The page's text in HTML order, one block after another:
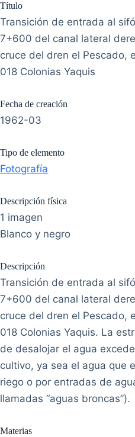
Título
Transición de entrada al
7+600 del canal lateral
cruce del dren el Pescado,
018 Colonias Yaquis
Fecha de creación
1962-03
Tipo de elemento
Fotografía
Descripción física
1 imagen
Blanco y negro
Descripción
Transición de entrada al
7+600 del canal lateral
cruce del dren el Pescado,
018 Colonias Yaquis. La
de desalojar el agua
cultivo, ya sea el agua que
riego o por entradas de
llamadas “aguas broncas”).
Materias